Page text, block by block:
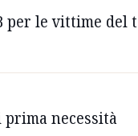
per le vittime del
necessità